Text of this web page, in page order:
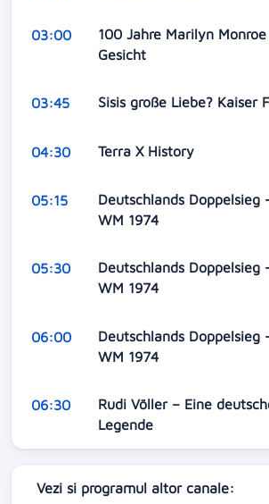
03:00
100 Jahre Marilyn
Gesicht
03:45 Sisis große Liebe? Kaiser
04:30 Terra X History
05:15
Deutschlands Doppelsieg
WM 1974
05:30
Deutschlands Doppelsieg
WM 1974
06:00
Deutschlands Doppelsieg
WM 1974
06:30
Rudi Völler – Eine
Legende
Vezi si programul altor canale: